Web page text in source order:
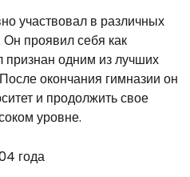
участвовал в различных
Он проявил себя как
признан одним из лучших
окончания гимназии он
и продолжить свое
уровне.
года